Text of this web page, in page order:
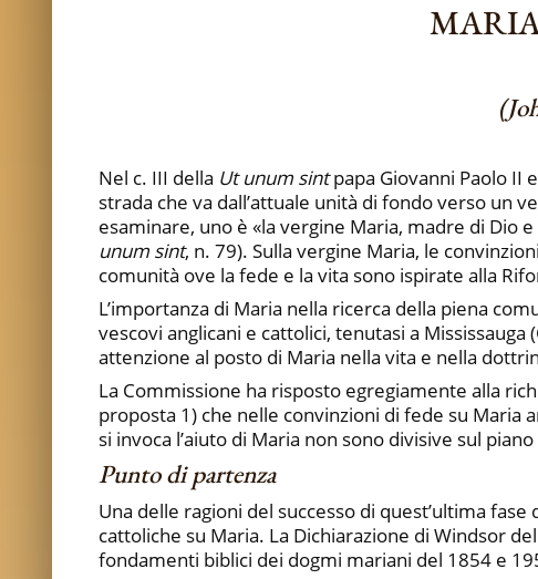
Nel c. III della Ut unum sintpapa Giovanni Paolo II
strada che va dall’attuale unità di fondo verso un
esaminare, uno è «la vergine Maria, madre di Dio
unum sint, n. 79). Sulla vergine Maria, le
comunità ove la fede e la vita sono ispirate alla
L’importanza di Maria nella ricerca della piena
vescovi anglicani e cattolici, tenutasi a
attenzione al posto di Maria nella vita e nella
La Commissione ha risposto egregiamente alla
proposta 1) che nelle convinzioni di fede su
si invoca l’aiuto di Maria non sono divisive sul
Punto di partenza
Una delle ragioni del successo di quest’ultima
cattoliche su Maria. La Dichiarazione di Windsor del
fondamenti biblici dei dogmi mariani del 1854 e